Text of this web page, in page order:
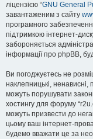
ліцензією “GNU General
завантаженим з сайту
програмного
підтримкою інтернет-
забороняється
інформації про phpBB,
Ви погоджуєтесь не
наклепницькі, ненависні,
можуть порушувати
хостингу для форуму
можуть призвести до
цьому ваш інтернет-
будемо вважати це за